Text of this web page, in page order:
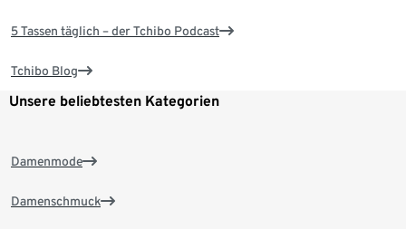
5 Tassen täglich – der Tchibo Podcast
Tchibo Blog
Unsere beliebtesten Kategorien
Damenmode
Damenschmuck